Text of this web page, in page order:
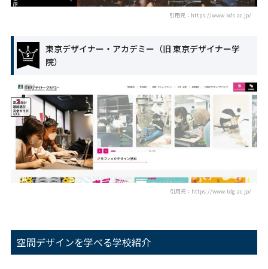
引用元：https://www.kds.ac.jp/
東京デザイナー・アカデミー（旧 東京デザイナー学
院）
引用元：https://www.tdg.ac.jp/
空間デザインを学べる学校紹介